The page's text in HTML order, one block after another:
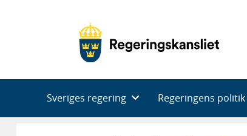
Sveriges regering Regeringens politik